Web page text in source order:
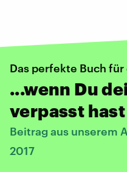
Das perfekte Buch
...wenn Du
verpasst hast
Beitrag aus unserem
2017